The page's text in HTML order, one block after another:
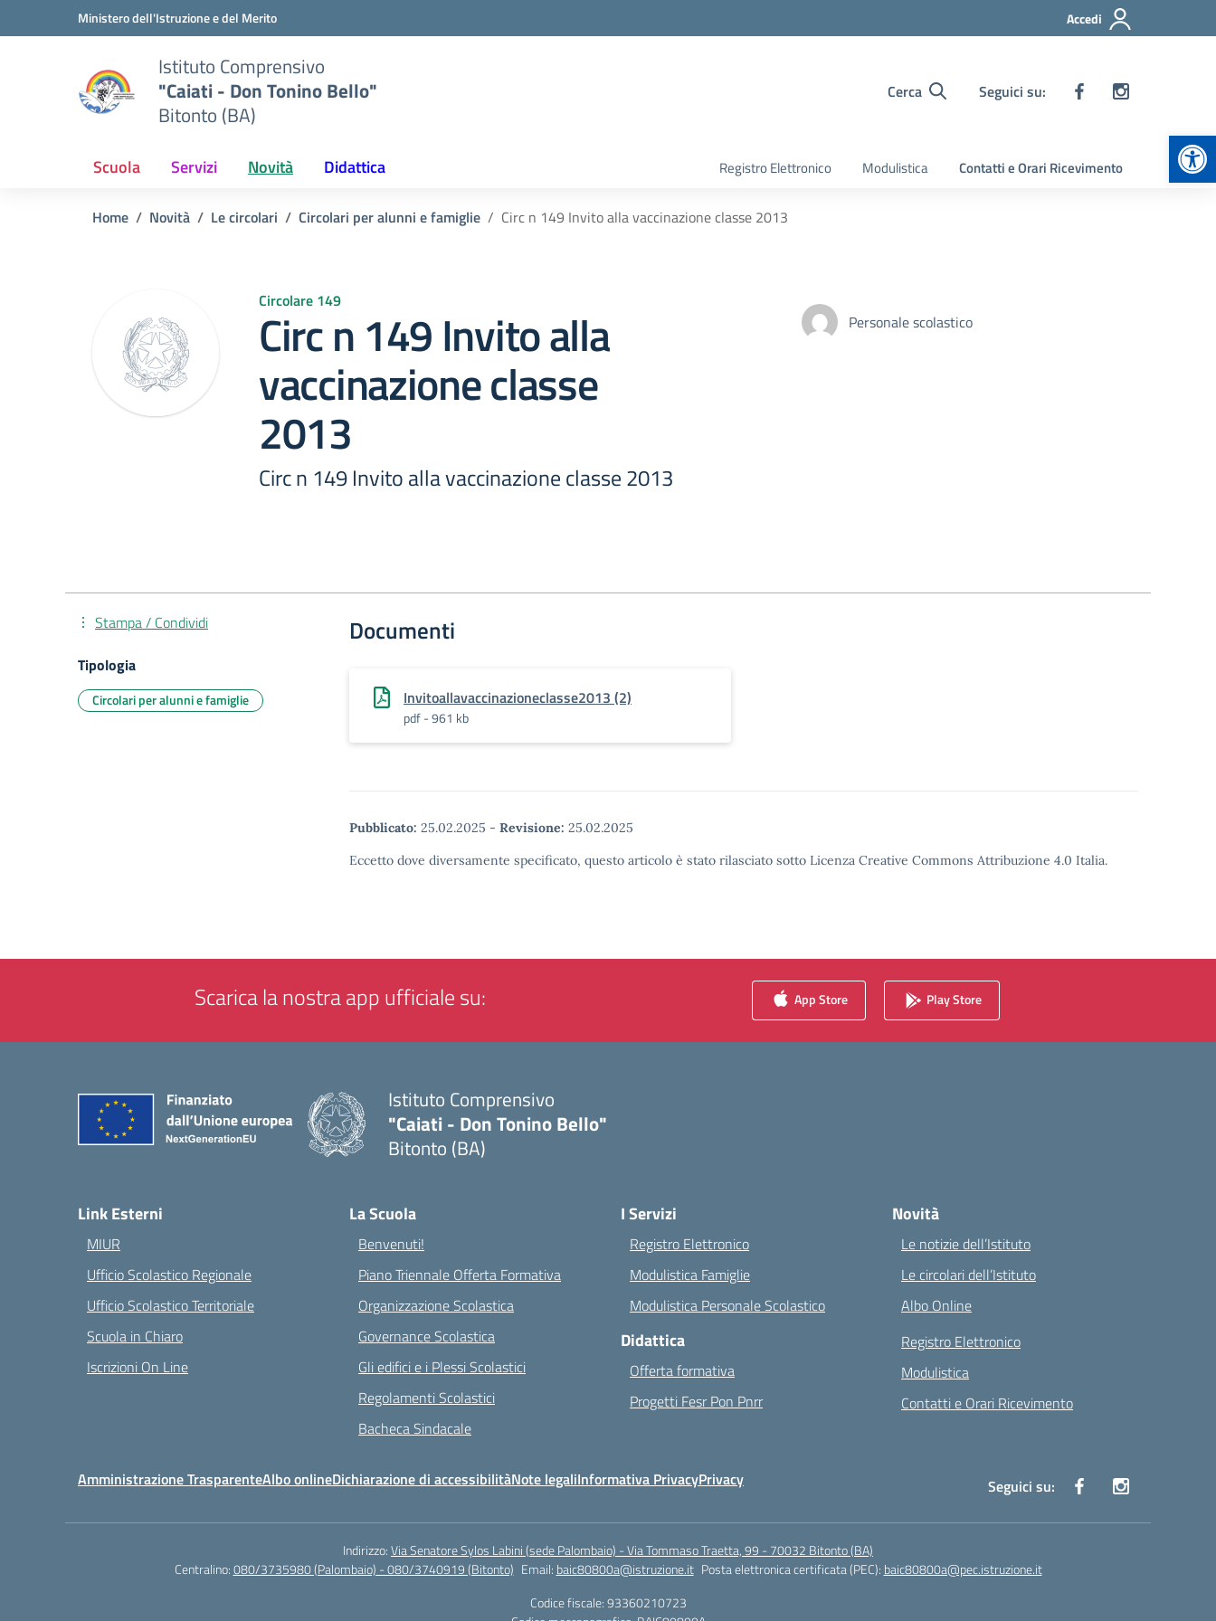
Vai ai contenuti
Vai al menu di navigazioneMinistero dell'Istruzione e del Merito Accedi
Istituto Comprensivo
"Caiati - Don Tonino Bello"
Bitonto (BA)
Cerca Seguici su:
Scuola Servizi Novità Didattica Registro Elettronico Modulistica Contatti e Orari Ricevimento
Home Novità Le circolari Circolari per alunni e famiglie Circ n 149 Invito alla vaccinazione classe 2013
Circolare 149
Circ n 149 Invito alla
vaccinazione classe
2013
Circ n 149 Invito alla vaccinazione classe 2013
Personale scolastico
Documenti
Invitoallavaccinazioneclasse2013 (2)
pdf - 961 kb
Pubblicato: 25.02.2025 - Revisione: 25.02.2025
Eccetto dove diversamente specificato, questo articolo è stato rilasciato sotto Licenza Creative Commons Attribuzione 4.0 Italia.
Stampa / Condividi
Tipologia
Circolari per alunni e famiglie
Scarica la nostra app ufficiale su: App Store Play Store
Istituto Comprensivo
"Caiati - Don Tonino Bello"
Bitonto (BA)
Link Esterni
MIUR
Ufficio Scolastico Regionale
Ufficio Scolastico Territoriale
Scuola in Chiaro
Iscrizioni On Line
La Scuola
Benvenuti!
Piano Triennale Offerta Formativa
Organizzazione Scolastica
Governance Scolastica
Gli edifici e i Plessi Scolastici
Regolamenti Scolastici
Bacheca Sindacale
I Servizi
Registro Elettronico
Modulistica Famiglie
Modulistica Personale Scolastico
Didattica
Offerta formativa
Progetti Fesr Pon Pnrr
Novità
Le notizie dell’Istituto
Le circolari dell’Istituto
Albo Online
Registro Elettronico
Modulistica
Contatti e Orari Ricevimento
Amministrazione TrasparenteAlbo onlineDichiarazione di accessibilitàNote legaliInformativa PrivacyPrivacy Seguici su:
Indirizzo:Via Senatore Sylos Labini (sede Palombaio) - Via Tommaso Traetta, 99 - 70032 Bitonto (BA)
Centralino:080/3735980 (Palombaio) - 080/3740919 (Bitonto) Email: baic80800a@istruzione.it Posta elettronica certificata (PEC): baic80800a@pec.istruzione.it
Codice fiscale: 93360210723